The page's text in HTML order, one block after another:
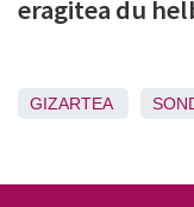
eragitea du
GIZARTEA